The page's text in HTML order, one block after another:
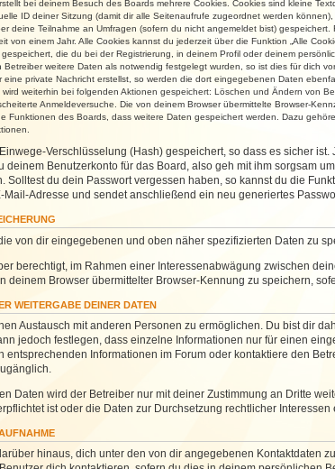
bei deinem Besuch des Boards mehrere Cookies. Cookies sind kleine
ID deiner Sitzung (damit dir alle Seitenaufrufe zugeordnet werden
deine Teilnahme an Umfragen (sofern du nicht angemeldet bist)
von einem Jahr. Alle Cookies kannst du jederzeit über die Funktion „Alle
die du bei der Registrierung, in deinem Profil oder deinem
weitere Daten als notwendig festgelegt wurden, so ist dies für dich
private Nachricht erstellst, so werden die dort eingegebenen Daten
weiterhin bei folgenden Aktionen gespeichert: Löschen und Ändern von
Anmeldeversuche. Die von deinem Browser übermittelte Browser-
Funktionen des Boards, dass weitere Daten gespeichert werden. Dazu
Verschlüsselung (Hash) gespeichert, so dass es sicher
deinem Benutzerkonto für das Board, also geh mit ihm sorgsam
Solltest du dein Passwort vergessen haben, so kannst du die
Mail-Adresse und sendet anschließend ein neu generiertes
von dir eingegebenen und oben näher spezifizierten Daten zu
berechtigt, im Rahmen einer Interessenabwägung zwischen
deinem Browser übermittelter Browser-Kennung zu speichern,
WEITERGABE DEINER DATEN
Austausch mit anderen Personen zu ermöglichen. Du bist dir
jedoch festlegen, dass einzelne Informationen nur für einen
entsprechenden Informationen im Forum oder kontaktiere den
Daten wird der Betreiber nur mit deiner Zustimmung an Dritte
ist oder die Daten zur Durchsetzung rechtlicher Interessen
hinaus, dich unter den von dir angegebenen Kontaktdaten